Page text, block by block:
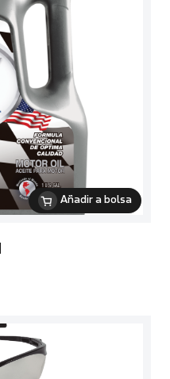
Añadir a bolsa